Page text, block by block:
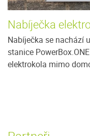
Nabíječka
Nabíječka se nachází
stanice
elektrokola mimo